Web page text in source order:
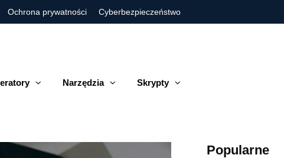
Ochrona prywatności Cyberbezpieczeństwo
Narzędzia Skrypty
Popularne